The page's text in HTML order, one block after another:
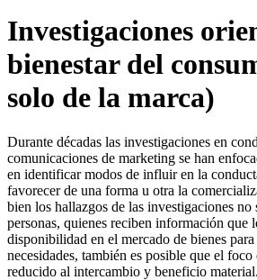
Investigaciones
bienestar del
solo de la marca)
Durante décadas las investigaciones en
comunicaciones de marketing se han
en identificar modos de influir en la
favorecer de una forma u otra la
bien los hallazgos de las investigaciones
personas, quienes reciben información que
disponibilidad en el mercado de bienes
necesidades, también es posible que el foco
reducido al intercambio y beneficio material.